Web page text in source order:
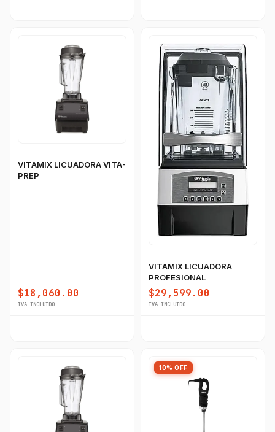
VITAMIX LICUADORA VITA-
PREP
$18,060.00
IVA INCLUIDO
VITAMIX LICUADORA
PROFESIONAL
$29,599.00
IVA INCLUIDO
10% OFF